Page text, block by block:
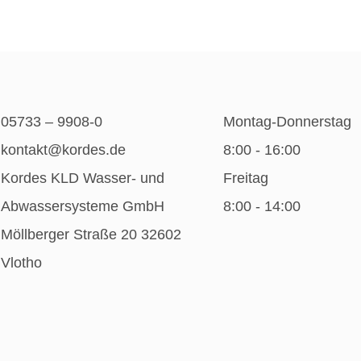
05733 – 9908-0
kontakt@kordes.de
Kordes KLD Wasser- und
Abwassersysteme GmbH
Möllberger Straße 20 32602
Vlotho
Montag-Donnerstag
8:00 - 16:00
Freitag
8:00 - 14:00